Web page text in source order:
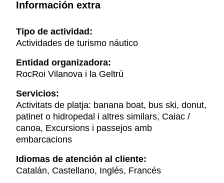
Información extra
Tipo de actividad:
Actividades de turismo náutico
Entidad organizadora:
RocRoi Vilanova i la Geltrú
Servicios:
Activitats de platja: banana boat, bus ski, donut,
patinet o hidropedal i altres similars, Caiac /
canoa, Excursions i passejos amb
embarcacions
Idiomas de atención al cliente:
Catalán, Castellano, Inglés, Francés